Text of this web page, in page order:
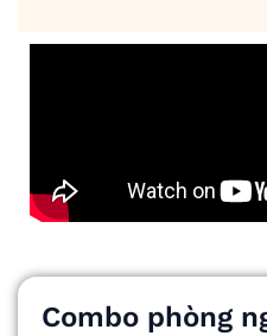
Combo phòng